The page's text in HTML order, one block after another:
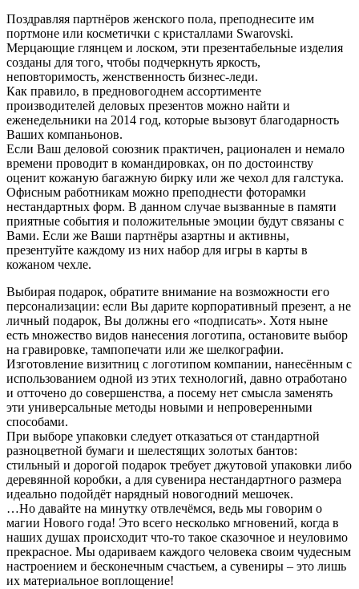
Поздравляя партнёров женского пола, преподнесите им
портмоне или косметички с кристаллами Swarovski.
Мерцающие глянцем и лоском, эти презентабельные изделия
созданы для того, чтобы подчеркнуть яркость,
неповторимость, женственность бизнес-леди.
Как правило, в предновогоднем ассортименте
производителей деловых презентов можно найти и
еженедельники на 2014 год, которые вызовут благодарность
Ваших компаньонов.
Если Ваш деловой союзник практичен, рационален и немало
времени проводит в командировках, он по достоинству
оценит кожаную багажную бирку или же чехол для галстука.
Офисным работникам можно преподнести фоторамки
нестандартных форм. В данном случае вызванные в памяти
приятные события и положительные эмоции будут связаны с
Вами. Если же Ваши партнёры азартны и активны,
презентуйте каждому из них набор для игры в карты в
кожаном чехле.
Выбирая подарок, обратите внимание на возможности его
персонализации: если Вы дарите корпоративный презент, а не
личный подарок, Вы должны его «подписать». Хотя ныне
есть множество видов нанесения логотипа, остановите выбор
на гравировке, тампопечати или же шелкографии.
Изготовление визитниц с логотипом компании, нанесённым с
использованием одной из этих технологий, давно отработано
и отточено до совершенства, а посему нет смысла заменять
эти универсальные методы новыми и непроверенными
способами.
При выборе упаковки следует отказаться от стандартной
разноцветной бумаги и шелестящих золотых бантов:
стильный и дорогой подарок требует джутовой упаковки либо
деревянной коробки, а для сувенира нестандартного размера
идеально подойдёт нарядный новогодний мешочек.
…Но давайте на минутку отвлечёмся, ведь мы говорим о
магии Нового года! Это всего несколько мгновений, когда в
наших душах происходит что-то такое сказочное и неуловимо
прекрасное. Мы одариваем каждого человека своим чудесным
настроением и бесконечным счастьем, а сувениры – это лишь
их материальное воплощение!